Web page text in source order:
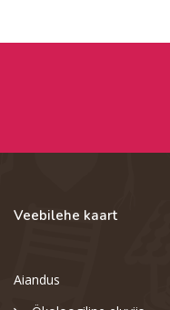
Veebilehe kaart
Aiandus